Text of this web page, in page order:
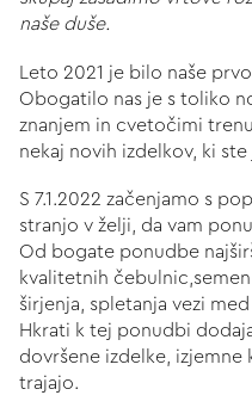
naše duše.
Leto 2021 je bilo naše
Obogatilo nas je s toliko
znanjem in cvetočimi
nekaj novih izdelkov, ki
S 7.1.2022 začenjamo s
stranjo v želji, da vam
Od bogate ponudbe
kvalitetnih
širjenja, spletanja vezi
Hkrati k tej ponudbi
dovršene izdelke, izjemne
trajajo.